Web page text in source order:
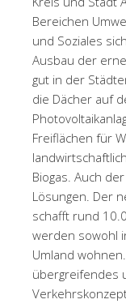
Bereichen
und Soziales
Ausbau der
gut in der
die Dächer auf
Freiflächen für
Biogas. Auch
Lösungen. Der
schafft rund
werden sowohl
Umland
übergreifendes